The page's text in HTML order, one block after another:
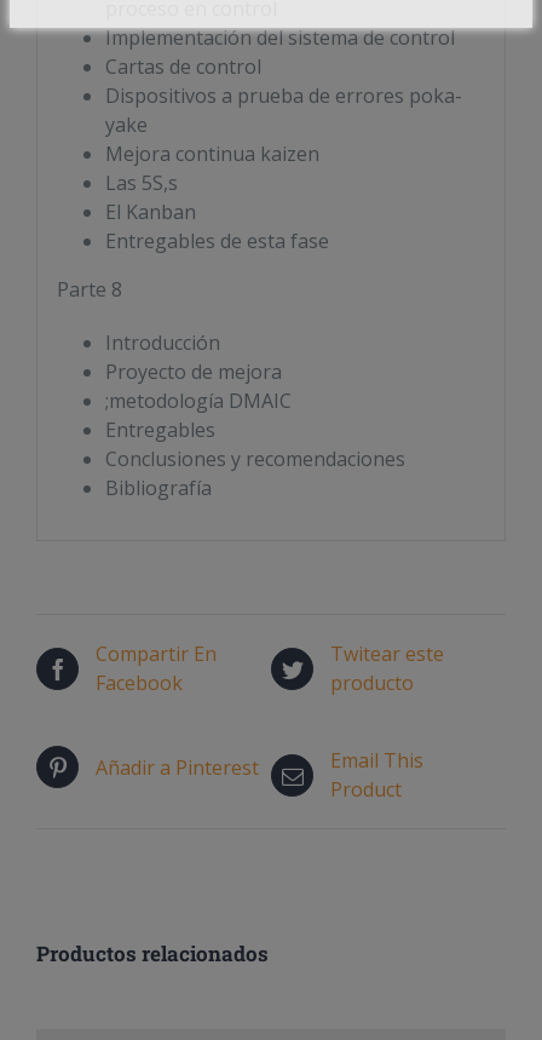
Implementación del sistema de control
Cartas de control
Dispositivos a prueba de errores poka-
yake
Mejora continua kaizen
Las 5S,s
El Kanban
Entregables de esta fase
Parte 8
Introducción
Proyecto de mejora
;metodología DMAIC
Entregables
Conclusiones y recomendaciones
Bibliografía
Compartir En
Facebook
Twitear este
producto
Añadir a Pinterest
Email This
Product
Productos relacionados